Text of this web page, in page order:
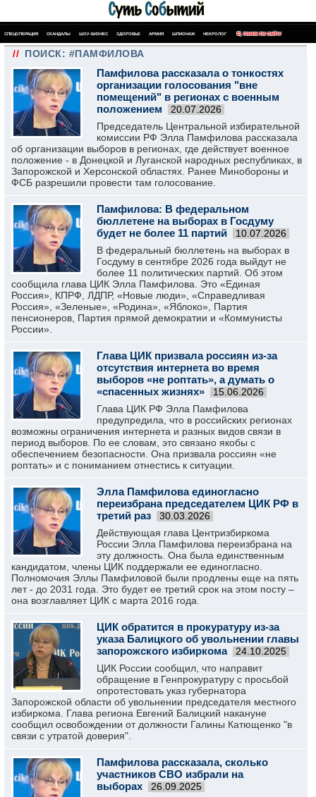
СПЕЦОПЕРАЦИЯ СКАНДАЛЫ ШОУ-БИЗНЕС ЗДОРОВЬЕ АРМИЯ ШПИОНАЖ НЕКРОЛОГ ПОИСК ПО САЙТУ
// ПОИСК: #ПАМФИЛОВА
Памфилова рассказала о тонкостях
организации голосования "вне
помещений" в регионах с военным
положением
20.07.2026
Председатель Центральной избирательной
комиссии РФ Элла Памфилова рассказала
об организации выборов в регионах, где действует военное
положение - в Донецкой и Луганской народных республиках, в
Запорожской и Херсонской областях. Ранее Минобороны и
ФСБ разрешили провести там голосование.
Памфилова: В федеральном
бюллетене на выборах в Госдуму
будет не более 11 партий
10.07.2026
В федеральный бюллетень на выборах в
Госдуму в сентябре 2026 года выйдут не
более 11 политических партий. Об этом
сообщила глава ЦИК Элла Памфилова. Это «Единая
Россия», КПРФ, ЛДПР, «Новые люди», «Справедливая
Россия», «Зеленые», «Родина», «Яблоко», Партия
пенсионеров, Партия прямой демократии и «Коммунисты
России».
Глава ЦИК призвала россиян из-за
отсутствия интернета во время
выборов «не роптать», а думать о
«спасенных жизнях»
15.06.2026
Глава ЦИК РФ Элла Памфилова
предупредила, что в российских регионах
возможны ограничения интернета и разных видов связи в
период выборов. По ее словам, это связано якобы с
обеспечением безопасности. Она призвала россиян «не
роптать» и с пониманием отнестись к ситуации.
Элла Памфилова единогласно
переизбрана председателем ЦИК РФ в
третий раз
30.03.2026
Действующая глава Центризбиркома
России Элла Памфилова переизбрана на
эту должность. Она была единственным
кандидатом, члены ЦИК поддержали ее единогласно.
Полномочия Эллы Памфиловой были продлены еще на пять
лет - до 2031 года. Это будет ее третий срок на этом посту –
она возглавляет ЦИК с марта 2016 года.
ЦИК обратится в прокуратуру из-за
указа Балицкого об увольнении главы
запорожского избиркома
24.10.2025
ЦИК России сообщил, что направит
обращение в Генпрокуратуру с просьбой
опротестовать указ губернатора
Запорожской области об увольнении председателя местного
избиркома. Глава региона Евгений Балицкий накануне
сообщил освобождении от должности Галины Катющенко "в
связи с утратой доверия".
Памфилова рассказала, сколько
участников СВО избрали на
выборах
26.09.2025